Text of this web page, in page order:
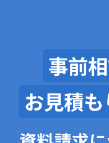
事前
お見積も